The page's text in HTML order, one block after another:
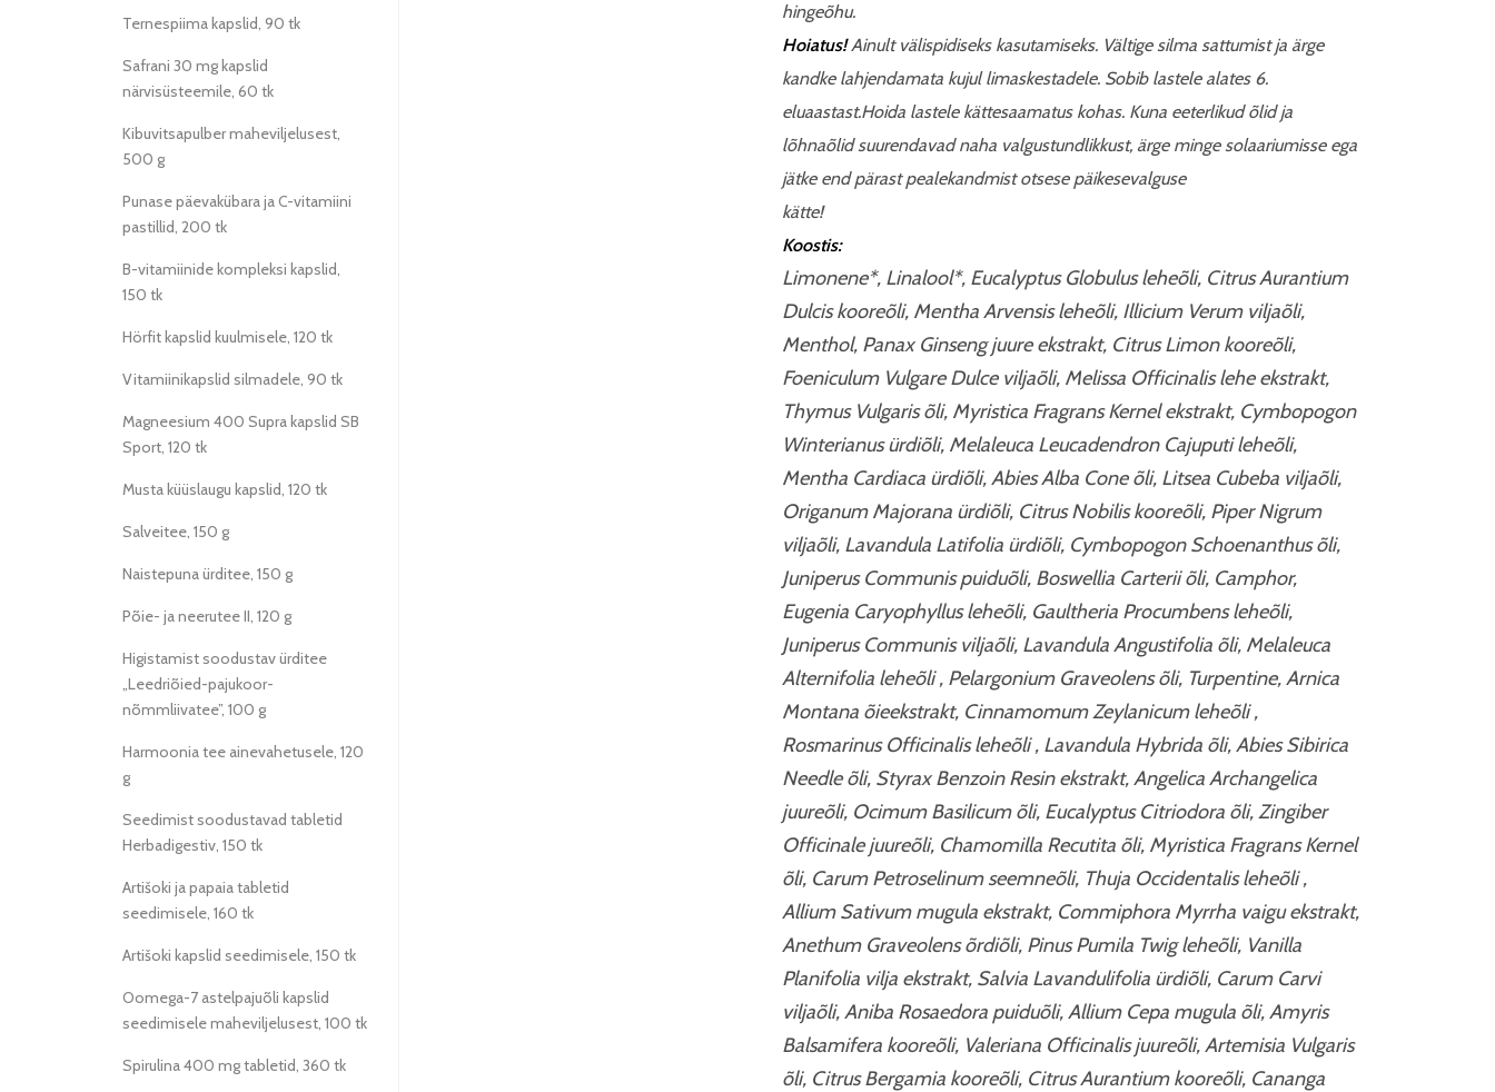
Ternespiima kapslid, 90 tk
Safrani 30 mg kapslid
närvisüsteemile, 60 tk
Kibuvitsapulber maheviljelusest,
500 g
Punase päevakübara ja C-vitamiini
pastillid, 200 tk
B-vitamiinide kompleksi kapslid,
150 tk
Hörfit kapslid kuulmisele, 120 tk
Vitamiinikapslid silmadele, 90 tk
Magneesium 400 Supra kapslid SB
Sport, 120 tk
Musta küüslaugu kapslid, 120 tk
Salveitee, 150 g
Naistepuna ürditee, 150 g
Põie- ja neerutee II, 120 g
Higistamist soodustav ürditee
„Leedriõied-pajukoor-
nõmmliivatee”, 100 g
Harmoonia tee ainevahetusele, 120
g
Seedimist soodustavad tabletid
Herbadigestiv, 150 tk
Artišoki ja papaia tabletid
seedimisele, 160 tk
Artišoki kapslid seedimisele, 150 tk
Oomega-7 astelpajuõli kapslid
seedimisele maheviljelusest, 100 tk
Spirulina 400 mg tabletid, 360 tk
hingeõhu.
Hoiatus!Ainult välispidiseks kasutamiseks. Vältige silma sattumist ja ärge
kandke lahjendamata kujul limaskestadele. Sobib lastele alates 6.
eluaastast.Hoida lastele kättesaamatus kohas. Kuna eeterlikud õlid ja
lõhnaõlid suurendavad naha valgustundlikkust, ärge minge solaariumisse ega
jätke end pärast pealekandmist otsese päikesevalguse
kätte!
Koostis:
Limonene*, Linalool*, Eucalyptus Globulus leheõli, Citrus Aurantium
Dulcis kooreõli, Mentha Arvensis leheõli, Illicium Verum viljaõli,
Menthol, Panax Ginseng juure ekstrakt, Citrus Limon kooreõli,
Foeniculum Vulgare Dulce viljaõli, Melissa Officinalis lehe ekstrakt,
Thymus Vulgaris õli, Myristica Fragrans Kernel ekstrakt, Cymbopogon
Winterianus ürdiõli, Melaleuca Leucadendron Cajuputi leheõli,
Mentha Cardiaca ürdiõli, Abies Alba Cone õli, Litsea Cubeba viljaõli,
Origanum Majorana ürdiõli, Citrus Nobilis kooreõli, Piper Nigrum
viljaõli, Lavandula Latifolia ürdiõli, Cymbopogon Schoenanthus õli,
Juniperus Communis puiduõli, Boswellia Carterii õli, Camphor,
Eugenia Caryophyllus leheõli, Gaultheria Procumbens leheõli,
Juniperus Communis viljaõli, Lavandula Angustifolia õli, Melaleuca
Alternifolia leheõli , Pelargonium Graveolens õli, Turpentine, Arnica
Montana õieekstrakt, Cinnamomum Zeylanicum leheõli ,
Rosmarinus Officinalis leheõli , Lavandula Hybrida õli, Abies Sibirica
Needle õli, Styrax Benzoin Resin ekstrakt, Angelica Archangelica
juureõli, Ocimum Basilicum õli, Eucalyptus Citriodora õli, Zingiber
Officinale juureõli, Chamomilla Recutita õli, Myristica Fragrans Kernel
õli, Carum Petroselinum seemneõli, Thuja Occidentalis leheõli ,
Allium Sativum mugula ekstrakt, Commiphora Myrrha vaigu ekstrakt,
Anethum Graveolens õrdiõli, Pinus Pumila Twig leheõli, Vanilla
Planifolia vilja ekstrakt, Salvia Lavandulifolia ürdiõli, Carum Carvi
viljaõli, Aniba Rosaedora puiduõli, Allium Cepa mugula õli, Amyris
Balsamifera kooreõli, Valeriana Officinalis juureõli, Artemisia Vulgaris
õli, Citrus Bergamia kooreõli, Citrus Aurantium kooreõli, Cananga